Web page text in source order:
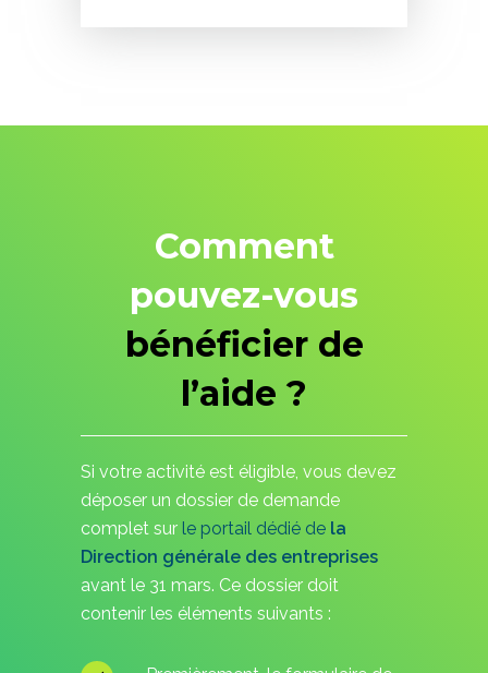
Comment
pouvez-vous
bénéficier de
l’aide ?
Si votre activité est éligible, vous devez
déposer un dossier de demande
complet sur le portail dédié de la
Direction générale des entreprises
avant le 31 mars. Ce dossier doit
contenir les éléments suivants :